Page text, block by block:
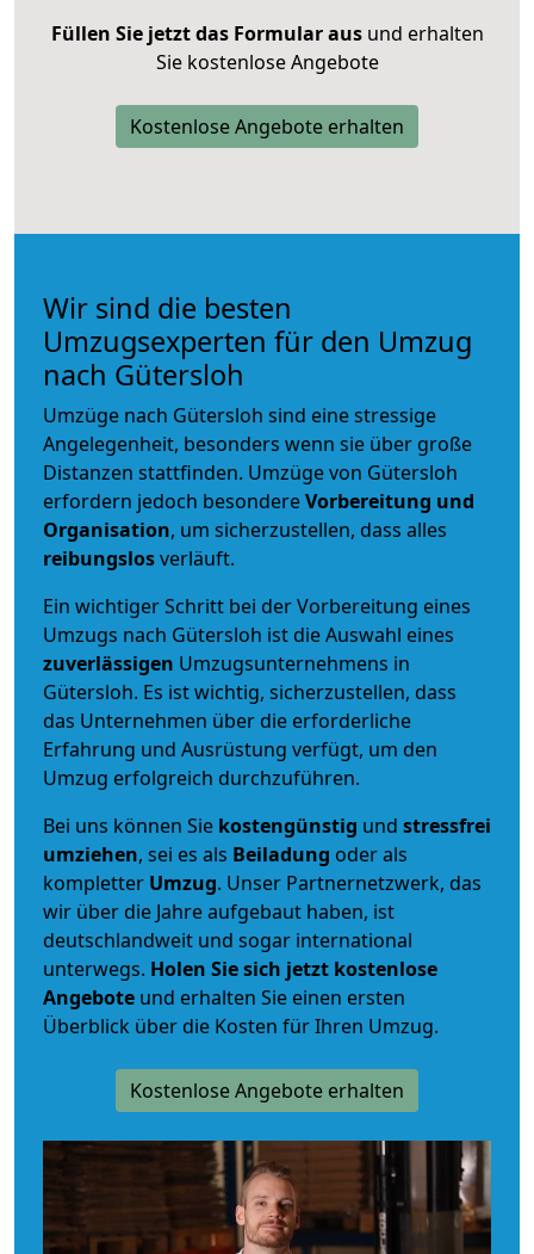
Füllen Sie jetzt das Formular ausund erhalten
Sie kostenlose Angebote
Kostenlose Angebote erhalten
Wir sind die besten
Umzugsexperten für den Umzug
nach Gütersloh
Umzüge nach Gütersloh sind eine stressige
Angelegenheit, besonders wenn sie über große
Distanzen stattfinden. Umzüge von Gütersloh
erfordern jedoch besondereVorbereitung und
Organisation, um sicherzustellen, dass alles
reibungslosverläuft.
Ein wichtiger Schritt bei der Vorbereitung eines
Umzugs nach Gütersloh ist die Auswahl eines
zuverlässigen Umzugsunternehmens in
Gütersloh. Es ist wichtig, sicherzustellen, dass
das Unternehmen über die erforderliche
Erfahrung und Ausrüstung verfügt, um den
Umzug erfolgreich durchzuführen.
Bei uns können Sie kostengünstig und stressfrei
umziehen, sei es als Beiladung oder als
kompletter Umzug. Unser Partnernetzwerk, das
wir über die Jahre aufgebaut haben, ist
deutschlandweit und sogar international
unterwegs. Holen Sie sich jetzt kostenlose
Angebote und erhalten Sie einen ersten
Überblick über die Kosten für Ihren Umzug.
Kostenlose Angebote erhalten